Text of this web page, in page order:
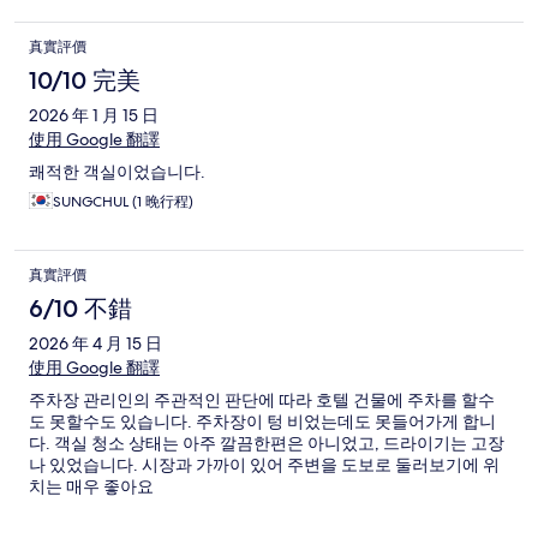
真實評價
10/10 完美
2026 年 1 月 15 日
使用 Google 翻譯
쾌적한 객실이었습니다.
SUNGCHUL (1 晚行程)
真實評價
6/10 不錯
2026 年 4 月 15 日
使用 Google 翻譯
주차장 관리인의 주관적인 판단에 따라 호텔 건물에 주차를 할수
도 못할수도 있습니다. 주차장이 텅 비었는데도 못들어가게 합니
다. 객실 청소 상태는 아주 깔끔한편은 아니었고, 드라이기는 고장
나 있었습니다. 시장과 가까이 있어 주변을 도보로 둘러보기에 위
치는 매우 좋아요